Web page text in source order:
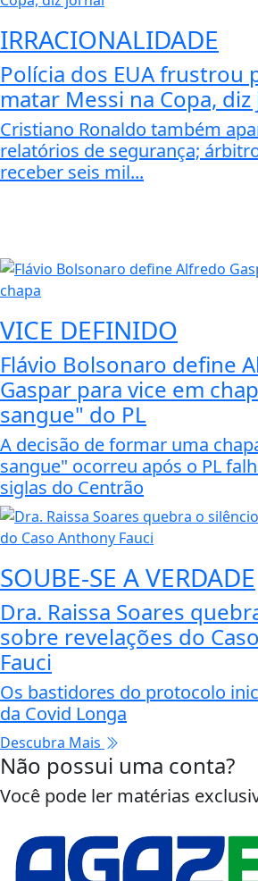
IRRACIONALIDADE
Polícia dos EUA frustrou
matar Messi na Copa,
Cristiano Ronaldo também
relatórios de segurança;
receber seis mil...
VICE DEFINIDO
Flávio Bolsonaro define
Gaspar para vice em
sangue" do PL
A decisão de formar uma
sangue" ocorreu após o PL
siglas do Centrão
SOUBE-SE A VERDADE
Dra. Raissa Soares
sobre revelações do
Fauci
Os bastidores do protocolo
da Covid Longa
Descubra Mais
Não possui uma conta?
Você pode ler matérias